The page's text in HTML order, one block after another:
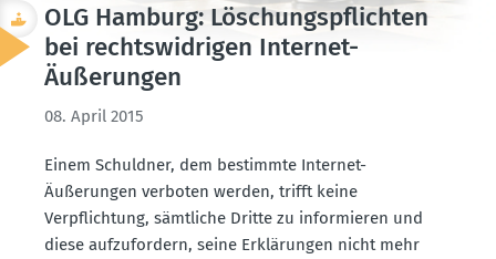
OLG Hamburg: Löschungs­pflichten
bei rechts­wid­rigen Internet-
Äußerungen
08. April 2015
Einem Schuldner, dem bestimmte Internet-
Äußerungen verboten werden, trifft keine
Verpflichtung, sämtliche Dritte zu infor­mieren und
diese aufzu­fordern, seine Erklä­rungen nicht mehr